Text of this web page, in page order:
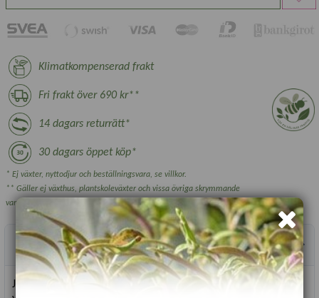
Klimatkompenserad frakt
Fri frakt över 690 kr**
14 dagars returrätt*
30 dagars öppet köp*
* Ej växter, nyttodjur och beställningsvara, se villkor.
** Gäller ej växthus, plantskoleväxter och vissa övriga skrymmande
varor.
Produktbeskrivning
Jutesäck som skyddar buskar, rosor och mindre träd från kyla